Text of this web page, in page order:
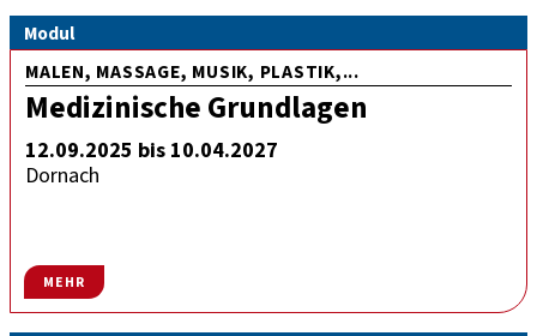
Modul
MALEN, MASSAGE, MUSIK, PLASTIK,...
Medizinische Grundlagen
12.09.2025 bis 10.04.2027
Dornach
MEHR